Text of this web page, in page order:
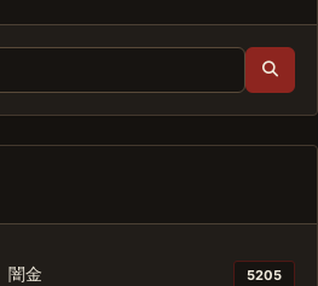
闇金 5205